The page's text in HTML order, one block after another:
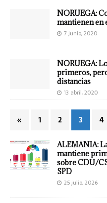
NORUEGA:
mantienen en
7 junio, 2020
NORUEGA:
primeros,
distancias
13 abril, 2020
« 1 2 3 4
ALEMANIA:
mantiene
sobre CDU/
SPD
25 julio, 2026